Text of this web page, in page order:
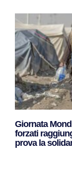
Giornata
forzati
prova la